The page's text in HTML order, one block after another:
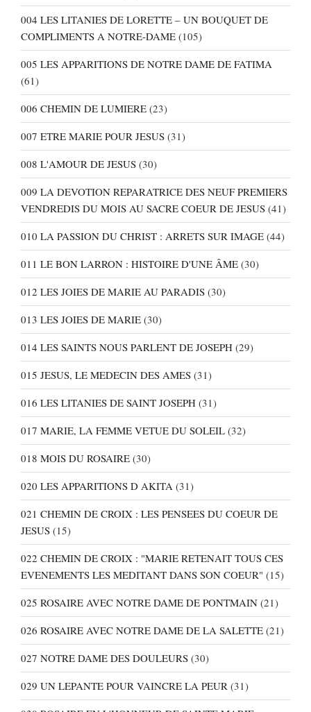
004 LES LITANIES DE LORETTE – UN BOUQUET DE
COMPLIMENTS A NOTRE-DAME (105)
005 LES APPARITIONS DE NOTRE DAME DE FATIMA
(61)
006 CHEMIN DE LUMIERE (23)
007 ETRE MARIE POUR JESUS (31)
008 L'AMOUR DE JESUS (30)
009 LA DEVOTION REPARATRICE DES NEUF PREMIERS
VENDREDIS DU MOIS AU SACRE COEUR DE JESUS (41)
010 LA PASSION DU CHRIST : ARRETS SUR IMAGE (44)
011 LE BON LARRON : HISTOIRE D'UNE ÂME (30)
012 LES JOIES DE MARIE AU PARADIS (30)
013 LES JOIES DE MARIE (30)
014 LES SAINTS NOUS PARLENT DE JOSEPH (29)
015 JESUS, LE MEDECIN DES AMES (31)
016 LES LITANIES DE SAINT JOSEPH (31)
017 MARIE, LA FEMME VETUE DU SOLEIL (32)
018 MOIS DU ROSAIRE (30)
020 LES APPARITIONS D AKITA (31)
021 CHEMIN DE CROIX : LES PENSEES DU COEUR DE
JESUS (15)
022 CHEMIN DE CROIX : "MARIE RETENAIT TOUS CES
EVENEMENTS LES MEDITANT DANS SON COEUR" (15)
025 ROSAIRE AVEC NOTRE DAME DE PONTMAIN (21)
026 ROSAIRE AVEC NOTRE DAME DE LA SALETTE (21)
027 NOTRE DAME DES DOULEURS (30)
029 UN LEPANTE POUR VAINCRE LA PEUR (31)